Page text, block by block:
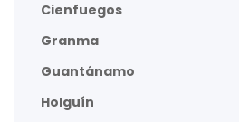
Cienfuegos
Granma
Guantánamo
Holguín